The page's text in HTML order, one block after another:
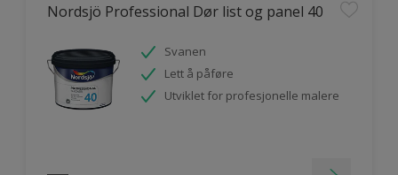
Nordsjö Professional Dør list og panel 40
Svanen
Lett å påføre
Utviklet for profesjonelle malere